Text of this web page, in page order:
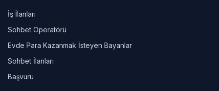
İş İlanları
Sohbet Operatörü
Evde Para Kazanmak İsteyen Bayanlar
Sohbet İlanları
Başvuru